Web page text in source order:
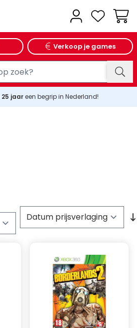
Verkoop je games
25 jaareen begrip in Nederland!
per pagina